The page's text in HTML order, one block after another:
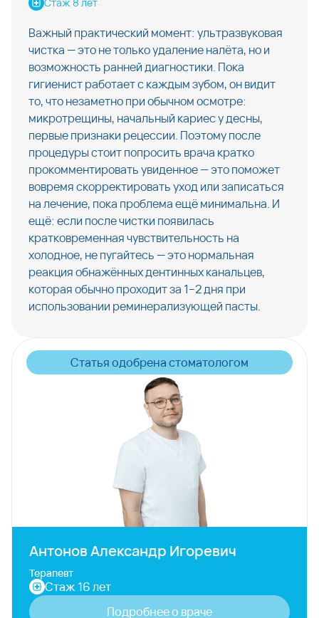
Важный практический момент: ультразвуковая
чистка — это не только удаление налёта, но и
возможность ранней диагностики. Пока
гигиенист работает с каждым зубом, он видит
то, что незаметно при обычном осмотре:
микротрещины, начальный кариес у десны,
первые признаки рецессии. Поэтому после
процедуры стоит попросить врача кратко
прокомментировать увиденное — это поможет
вовремя скорректировать уход или записаться
на лечение, пока проблема ещё минимальна. И
ещё: если после чистки появилась
кратковременная чувствительность на
холодное, не пугайтесь — это нормальная
реакция обнажённых дентинных канальцев,
которая обычно проходит за 1–2 дня при
использовании реминерализующей пасты.
Статья одобрена стоматологом
Антонoв Александр Игоревич
Терапевт
Стаж 16 лет
Подробнее о враче